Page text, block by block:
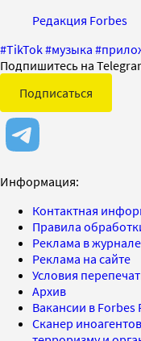
Редакция Forbes
#TikTok#музыка #
Подпишитесь на
Подписаться
Информация:
Контактная
Правила
Реклама в журнале
Реклама на сайте
Условия
Архив
Вакансии в Forbes
Сканер